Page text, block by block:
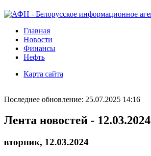
Главная
Новости
Финансы
Нефть
Карта сайта
Последнее обновление: 25.07.2025 14:16
Лента новостей - 12.03.2024
вторник, 12.03.2024